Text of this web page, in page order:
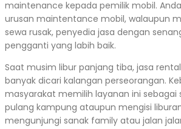
maintenance kepada pemilik mobil.
urusan maintentance mobil, walaupun
sewa rusak, penyedia jasa dengan
pengganti yang labih baik.
Saat musim libur panjang tiba, jasa
banyak dicari kalangan perseorangan.
masyarakat memilih layanan ini sebagai
pulang kampung ataupun mengisi
mengunjungi sanak family atau jalan